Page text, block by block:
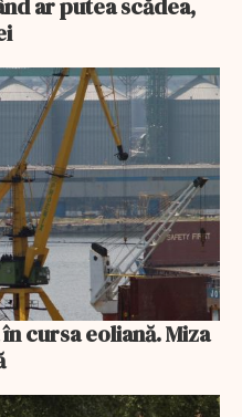
cursa eoliană. Miza